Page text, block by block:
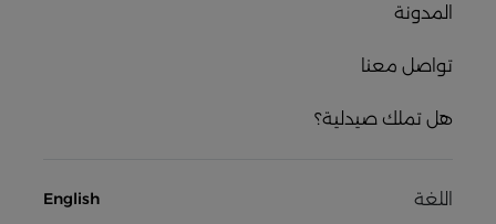
المدونة
تواصل معنا
هل تملك صيدلية؟
اللغة English